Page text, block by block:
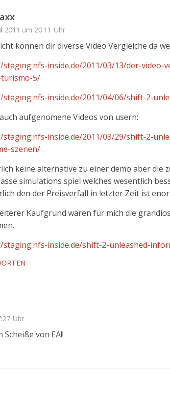
2011 um 20:11 Uhr
können dir diverse Video Vergleiche da
inside.de/2011/03/13/der-video-
5/
inside.de/2011/04/06/shift-2-
aufgenomene Videos von usern:
inside.de/2011/03/29/shift-2-
szenen/
keine alternative zu einer demo aber die
simulations spiel welches wesentlich
den der Preisverfall in letzter Zeit ist
Kaufgrund wären für mich die
inside.de/shift-2-unleashed-
Uhr
Scheiße von EA!!